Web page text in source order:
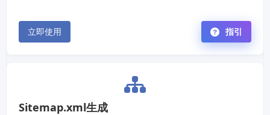
立即使用 指引
Sitemap.xml生成